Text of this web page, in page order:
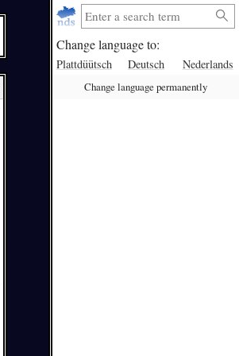
Change language to:
Plattdüütsch Deutsch Nederlands
Change language permanently